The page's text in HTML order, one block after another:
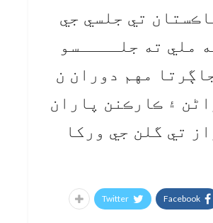
تي جلسي جي
ملي ته جلــــسو
مهم دوران ن
۽ ڪارڪنن پاران
تي گلن جي ورکا
Facebook
Twitter